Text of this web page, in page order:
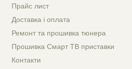
Прайс лист
Доставка і оплата
Ремонт та прошивка тюнера
Прошивка Смарт ТВ приставки
Контакти